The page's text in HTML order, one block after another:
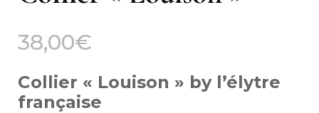
38,00€
Collier « Louison » by l’élytre
française